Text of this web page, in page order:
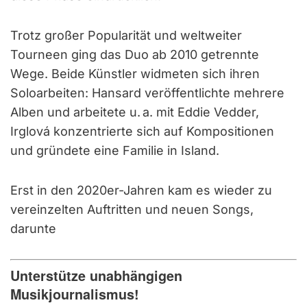
Trotz großer Popularität und weltweiter
Tourneen ging das Duo ab 2010 getrennte
Wege. Beide Künstler widmeten sich ihren
Soloarbeiten: Hansard veröffentlichte mehrere
Alben und arbeitete u. a. mit Eddie Vedder,
Irglová konzentrierte sich auf Kompositionen
und gründete eine Familie in Island.
Erst in den 2020er-Jahren kam es wieder zu
vereinzelten Auftritten und neuen Songs,
darunte
Unterstütze unabhängigen
Musikjournalismus!